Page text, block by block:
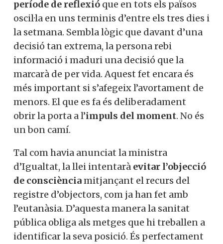
període de reflexió que en tots els països
oscil·la en uns terminis d’entre els tres dies i
la setmana. Sembla lògic que davant d’una
decisió tan extrema, la persona rebi
informació i maduri una decisió que la
marcarà de per vida. Aquest fet encara és
més important si s’afegeix l’avortament de
menors. El que es fa és deliberadament
obrir la porta a l’impuls del moment. No és
un bon camí.
Tal com havia anunciat la ministra
d’Igualtat, la llei intentarà evitar l’objecció
de consciènciamitjançant el recurs del
registre d’objectors, com ja han fet amb
l’eutanàsia. D’aquesta manera la sanitat
pública obliga als metges que hi treballen a
identificar la seva posició. És perfectament